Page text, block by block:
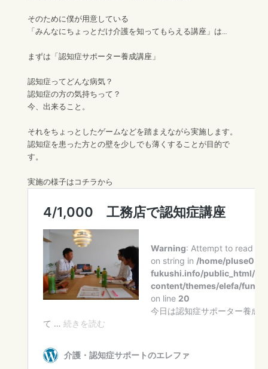
そのために僕が用意している
「みんなにちょっとだけ介護を知ってもらえる講座」は…
まずは「認知症サポーター養成講座」
認知症ってどんな病気？
認知症の方の気持ちって？
今、出来ること。
それをちょっとしたゲームなどを踏まえながら実施します。
認知症を患った方との壁を少しでも薄くすることが目的で
す。
実施の様子はコチラから